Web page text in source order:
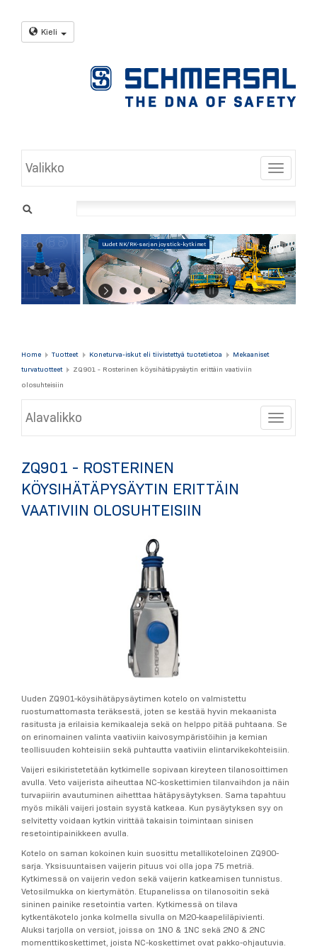
Kieli
Toggle
Valikko
Uudet NK/RK-sarjan joystick-kytkimet
Home Tuotteet Koneturva-iskut eli tiivistettyä tuotetietoa
Mekaaniset
turvatuotteet
ZQ901 - Rosterinen köysihätäpysäytin erittäin vaativiin
olosuhteisiin
Toggle
Alavalikko
ZQ901 - ROSTERINEN
KÖYSIHÄTÄPYSÄYTIN ERITTÄIN
VAATIVIIN OLOSUHTEISIIN
Uuden ZQ901-köysihätäpysäytimen kotelo on valmistettu
ruostumattomasta teräksestä, joten se kestää hyvin mekaanista
rasitusta ja erilaisia kemikaaleja sekä on helppo pitää puhtaana. Se
on erinomainen valinta vaativiin kaivosympäristöihin ja kemian
teollisuuden kohteisiin sekä puhtautta vaativiin elintarvikekohteisiin.
Vaijeri esikiristetetään kytkimelle sopivaan kireyteen tilanosoittimen
avulla. Veto vaijerista aiheuttaa NC-koskettimien tilanvaihdon ja näin
turvapiirin avautuminen aihetttaa hätäpysäytyksen. Sama tapahtuu
myös mikäli vaijeri jostain syystä katkeaa. Kun pysäytyksen syy on
selvitetty voidaan kytkin virittää takaisin toimintaan sinisen
resetointipainikkeen avulla.
Kotelo on saman kokoinen kuin suosittu metallikoteloinen ZQ900-
sarja. Yksisuuntaisen vaijerin pituus voi olla jopa 75 metriä.
Kytkimessä on vaijerin vedon sekä vaijerin katkeamisen tunnistus.
Vetosilmukka on kiertymätön. Etupanelissa on tilanosoitin sekä
sininen painike resetointia varten. Kytkimessä on tilava
kytkentäkotelo jonka kolmella sivulla on M20-kaapeliläpivienti.
Aluksi tarjolla on versiot, joissa on 1NO & 1NC sekä 2NO & 2NC
momenttikoskettimet, joista NC-koskettimet ovat pakko-ohjautuvia.